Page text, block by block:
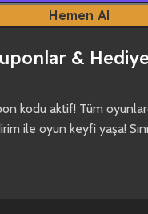
Hemen Al
&
kodu aktif! Tüm
ile oyun keyfi yaşa!